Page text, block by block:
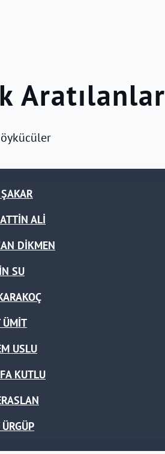
Aratılanlar
ALİ
DİKMEN
SU
ÜMİT
USLU
KUTLU